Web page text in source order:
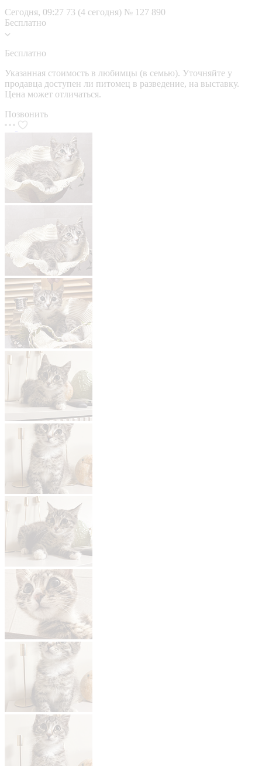
Сегодня, 09:27 73 (4 сегодня) № 127 890
Бесплатно
Бесплатно
Указанная стоимость в любимцы (в семью). Уточняйте у
продавца доступен ли питомец в разведение, на выставку.
Цена может отличаться.
Позвонить